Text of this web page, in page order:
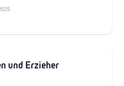
und Erzieher